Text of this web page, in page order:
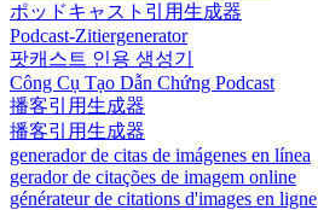
ポッドキャスト引用生成器
Podcast-Zitiergenerator
팟캐스트 인용 생성기
Công Cụ Tạo Dẫn Chứng Podcast
播客引用生成器
播客引用生成器
generador de citas de imágenes en línea
gerador de citações de imagem online
générateur de citations d'images en ligne